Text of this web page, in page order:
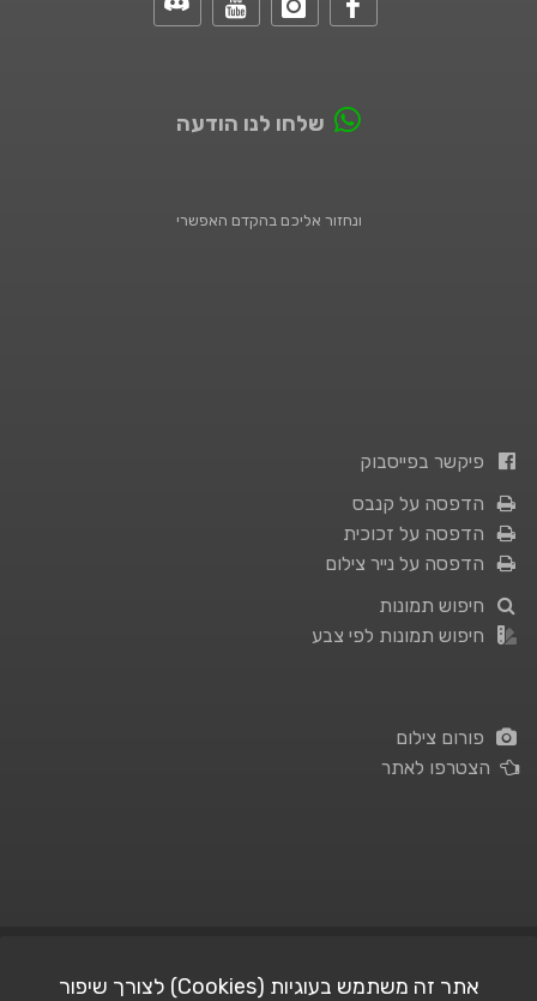
שלחו לנו הודעה
ונחזור אליכם בהקדם האפשרי
פיקשר בפייסבוק
הדפסה על קנבס
הדפסה על זכוכית
הדפסה על נייר צילום
חיפוש תמונות
חיפוש תמונות לפי צבע
פורום צילום
הצטרפו לאתר
אתר זה משתמש בעוגיות (Cookies) לצורך שיפור